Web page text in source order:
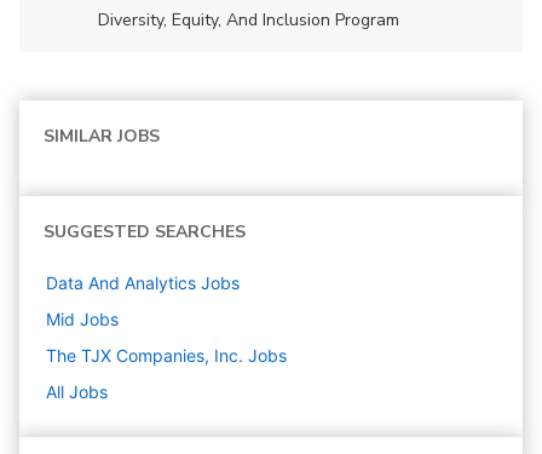
Diversity, Equity, And Inclusion Program
SIMILAR JOBS
SUGGESTED SEARCHES
Data And Analytics Jobs
Mid Jobs
The TJX Companies, Inc. Jobs
All Jobs